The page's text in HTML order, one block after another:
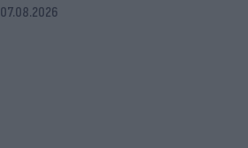
07.08.2026